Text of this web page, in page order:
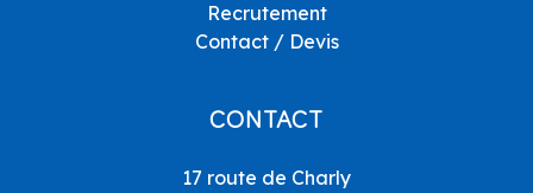
Recrutement
Contact / Devis
CONTACT
17 route de Charly